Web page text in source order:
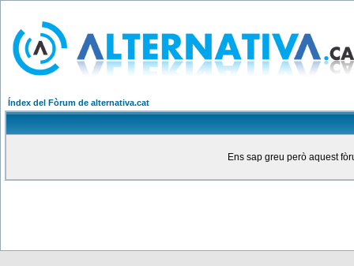
Índex del Fòrum de alternativa.cat
Ens sap greu però aquest